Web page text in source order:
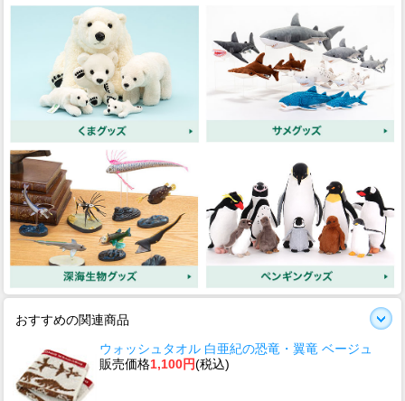
おすすめの関連商品
ウォッシュタオル 白亜紀の恐竜・翼竜 ベージュ
販売価格1,100円(税込)